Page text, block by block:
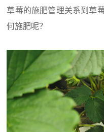
草莓的施肥管理关系到草
何施肥呢？